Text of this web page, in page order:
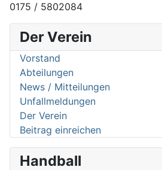
Der Verein
Vorstand
Abteilungen
News / Mitteilungen
Unfallmeldungen
Der Verein
Beitrag einreichen
Handball
0175 / 5802084